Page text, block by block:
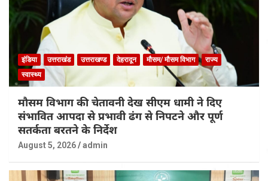
इंडिया उत्तराखंड उत्तराखण्ड देहरादून मौसम/ मौसम विभाग
राज्य
स्वास्थ्य
मौसम विभाग की चेतावनी देख सीएम धामी ने दिए
संभावित आपदा से प्रभावी ढंग से निपटने और पूर्ण
सतर्कता बरतने के निर्देश
August 5, 2026 admin